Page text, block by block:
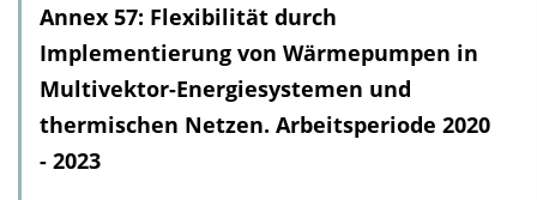
l
o
a
d
Annex 57: Flexibilität durch
Implementierung von Wärmepumpen in
Multivektor-Energiesystemen und
thermischen Netzen. Arbeitsperiode 2020
- 2023